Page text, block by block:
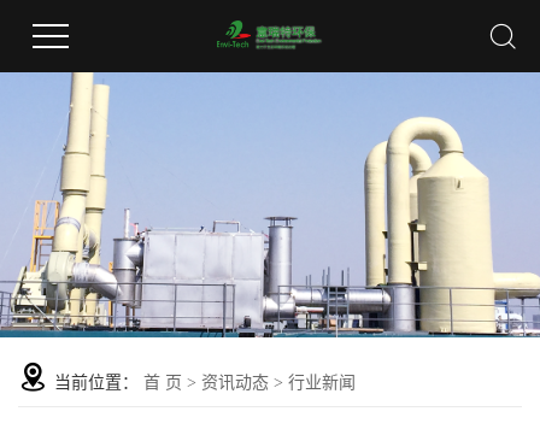
当前位置： 首 页 > 资讯动态 > 行业新闻